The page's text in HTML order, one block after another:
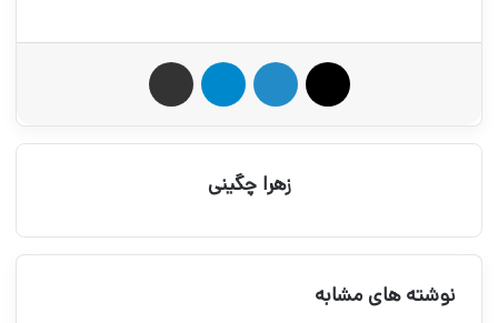
لینکدین تلگرام
زهرا چگینی
نوشته های مشابه